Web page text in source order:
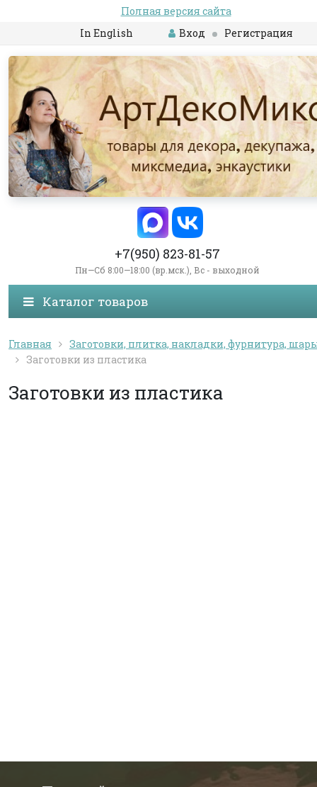
Полная версия сайта
In English
Вход Регистрация
+7(950) 823-81-57
Пн—Сб 8:00—18:00 (вр.мск.), Вс - выходной
Каталог товаров
Главная
Заготовки, плитка, накладки, фурнитура,
Заготовки из пластика
Заготовки из пластика